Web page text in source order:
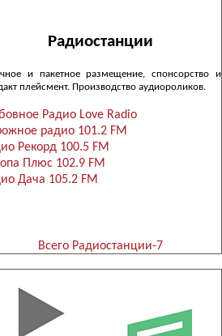
Радиостанции
и пакетное размещение, спонсорство и
плейсмент. Производство аудиороликов.
Радио Love Radio
радио 101.2 FM
Рекорд 100.5 FM
Плюс 102.9 FM
Дача 105.2 FM
Всего Радиостанции-7